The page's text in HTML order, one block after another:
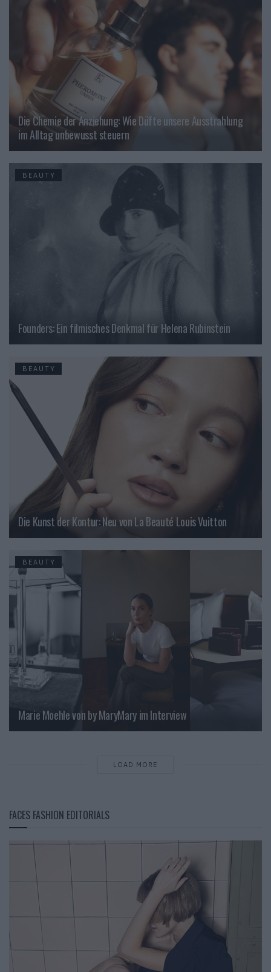
Die Chemie der Anziehung: Wie Düfte unsere Ausstrahlung
im Alltag unbewusst steuern
BEAUTY
Founders: Ein filmisches Denkmal für Helena Rubinstein
BEAUTY
Die Kunst der Kontur: Neu von La Beauté Louis Vuitton
BEAUTY
Marie Moehle von by MaryMary im Interview
LOAD MORE
FACES FASHION EDITORIALS